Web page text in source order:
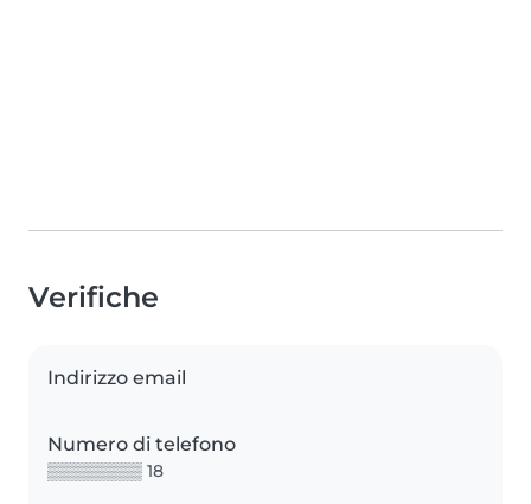
Verifiche
Indirizzo email
Numero di telefono
▒▒▒▒▒▒▒▒ 18